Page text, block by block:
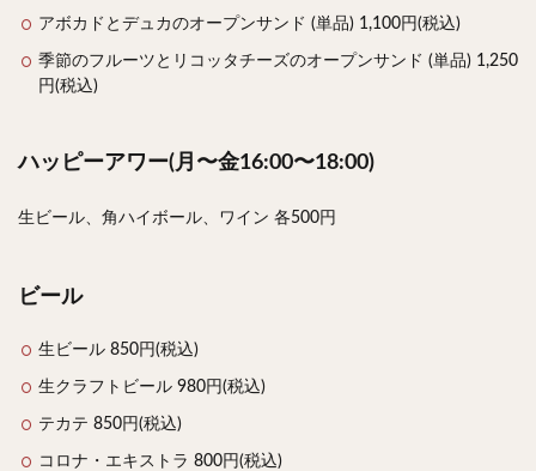
アボカドとデュカのオープンサンド (単品) 1,100円(税込)
季節のフルーツとリコッタチーズのオープンサンド (単品) 1,250
円(税込)
ハッピーアワー(月〜金16:00〜18:00)
生ビール、角ハイボール、ワイン 各500円
ビール
生ビール 850円(税込)
生クラフトビール 980円(税込)
テカテ 850円(税込)
コロナ・エキストラ 800円(税込)